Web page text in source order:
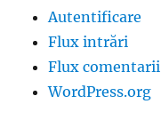
Autentificare
Flux intrări
Flux comentarii
WordPress.org